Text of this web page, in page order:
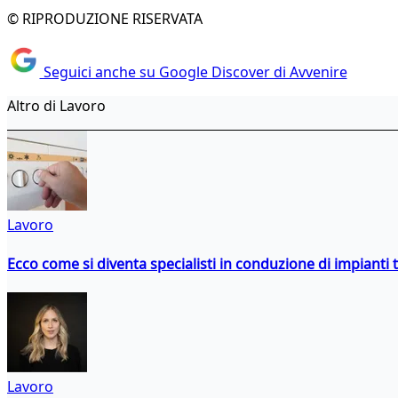
© RIPRODUZIONE RISERVATA
Seguici anche su Google Discover di Avvenire
Altro di Lavoro
Lavoro
Ecco come si diventa specialisti in conduzione di impianti
Lavoro